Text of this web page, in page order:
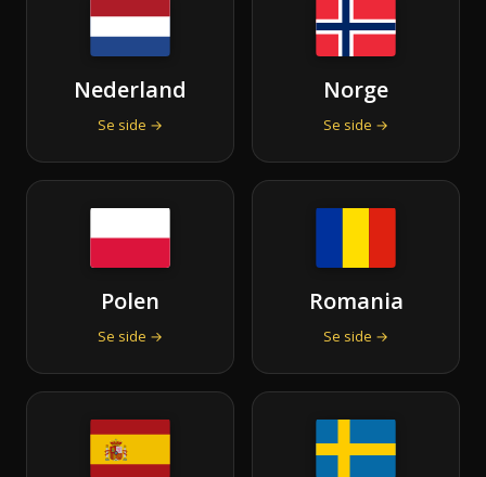
Nederland
Se side →
Norge
Se side →
Polen
Se side →
Romania
Se side →